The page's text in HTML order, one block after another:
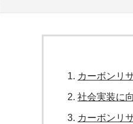
カーボンリ
社会実装に
カーボンリ